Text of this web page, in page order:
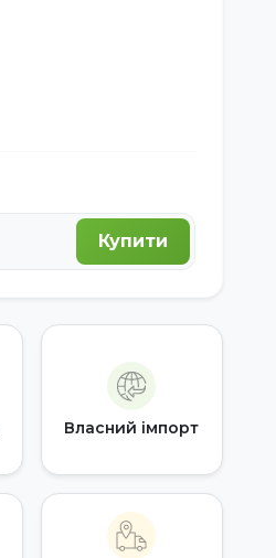
Купити
Власний імпорт